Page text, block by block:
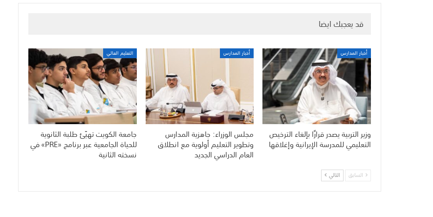
قد يعجبك ايضا
أخبار المدارس
وزير التربية يصدر قرارًا بإلغاء الترخيص
التعليمي للمدرسة الإيرانية وإغلاقها
أخبار المدارس
مجلس الوزراء: جاهزية المدارس
وتطوير التعليم أولوية مع انطلاق
العام الدراسي الجديد
التعليم العالي
جامعة الكويت تهيّئ طلبة الثانوية
للحياة الجامعية عبر برنامج «PRE» في
نسخته الثانية
السابق التالي